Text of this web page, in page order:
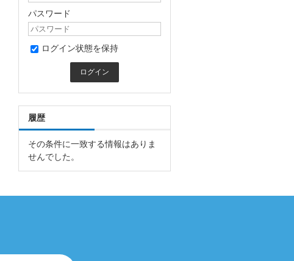
パスワード
ログイン状態を保持
履歴
その条件に一致する情報はありま
せんでした。